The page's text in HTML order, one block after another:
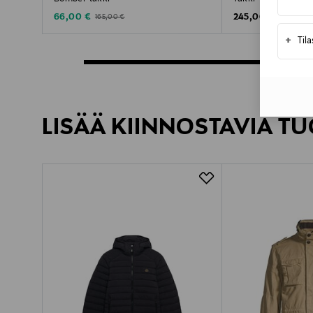
+
Discounted Price
66,00 € Original Price
165,00 €
Original Price
245,00 €
LISÄÄ KIINNOSTAVIA